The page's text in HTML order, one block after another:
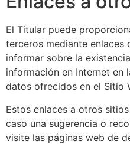
El Titular puede
terceros mediante enlaces
informar sobre la
información en Internet en
datos ofrecidos en el Sitio
Estos enlaces a otros
caso una sugerencia o
visite las páginas web de